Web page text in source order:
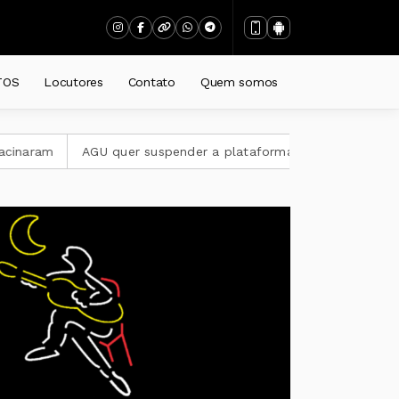
Locutores Contato Quem somos
AGU quer suspender a plataforma Discord no Brasil